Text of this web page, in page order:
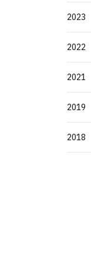
2023
2022
2021
2019
2018